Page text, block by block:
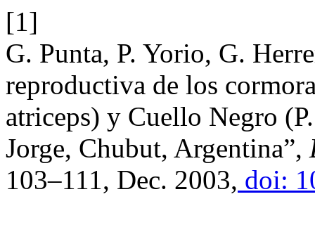
[1]
G. Punta, P. Yorio, G.
reproductiva de los
atriceps) y Cuello Negro
Jorge, Chubut, Argentina”,
103–111, Dec. 2003, doi: